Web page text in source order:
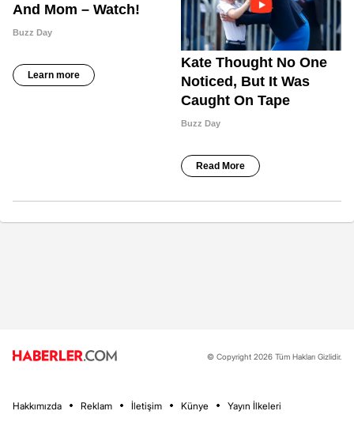
© Copyright 2026 Tüm Hakları Gizlidir.
Hakkımızda Reklam İletişim Künye Yayın İlkeleri